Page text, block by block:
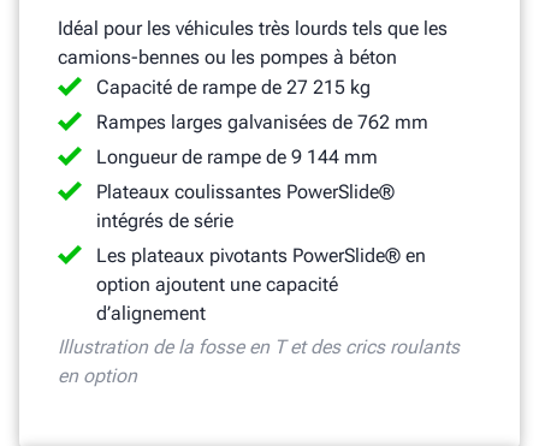
Idéal pour les véhicules très lourds tels que les
camions-bennes ou les pompes à béton
Capacité de rampe de 27 215 kg
Rampes larges galvanisées de 762 mm
Longueur de rampe de 9 144 mm
Plateaux coulissantes PowerSlide®
intégrés de série
Les plateaux pivotants PowerSlide® en
option ajoutent une capacité
d’alignement
Illustration de la fosse en T et des crics roulants
en option